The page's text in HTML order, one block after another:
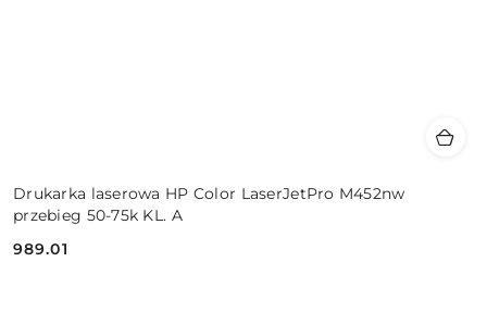
Drukarka laserowa HP Color LaserJetPro M452nw
przebieg 50-75k KL. A
Cena:
989.01